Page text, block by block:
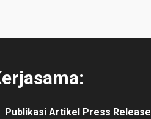
Publikasi Artikel Press Release